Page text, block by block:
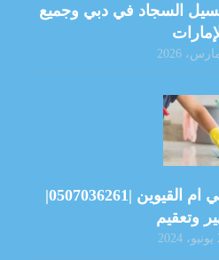
السجاد في دبي وجميع
شركة تعقيم منازل في ام القيوين |0507036261|
وتعقيم